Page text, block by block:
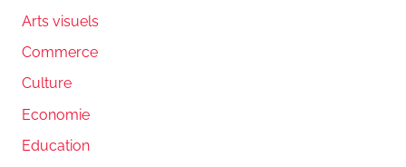
Arts visuels
Commerce
Culture
Economie
Education